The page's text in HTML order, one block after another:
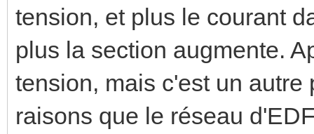
tension, et plus le courant
plus la section augmente.
tension, mais c'est un
raisons que le réseau